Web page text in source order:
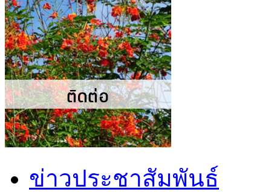
ข่าวประชาสัมพันธ์